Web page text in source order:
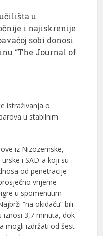
u
i najiskrenije
sobi donosi
“The Journal of
istraživanja o
u stabilnim
iz Nizozemske,
i SAD-a koji su
od penetracije
vrijeme
u spomenutim
“na okidaču” bili
iznosi 3,7 minuta, dok
mogli izdržati od šest